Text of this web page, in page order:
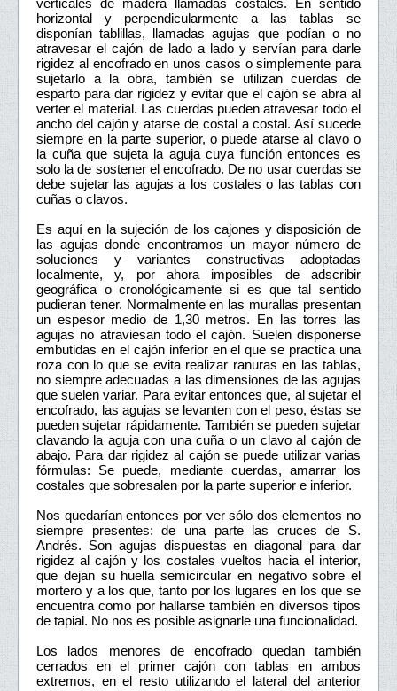
horizontal y perpendicularmente a las tablas se
disponían tablillas, llamadas agujas que podían o no
atravesar el cajón de lado a lado y servían para darle
rigidez al encofrado en unos casos o simplemente para
sujetarlo a la obra, también se utilizan cuerdas de
esparto para dar rigidez y evitar que el cajón se abra al
verter el material. Las cuerdas pueden atravesar todo el
ancho del cajón y atarse de costal a costal. Así sucede
siempre en la parte superior, o puede atarse al clavo o
la cuña que sujeta la aguja cuya función entonces es
solo la de sostener el encofrado. De no usar cuerdas se
debe sujetar las agujas a los costales o las tablas con
cuñas o clavos.
Es aquí en la sujeción de los cajones y disposición de
las agujas donde encontramos un mayor número de
soluciones y variantes constructivas adoptadas
localmente, y, por ahora imposibles de adscribir
geográfica o cronológicamente si es que tal sentido
pudieran tener. Normalmente en las murallas presentan
un espesor medio de 1,30 metros. En las torres las
agujas no atraviesan todo el cajón. Suelen disponerse
embutidas en el cajón inferior en el que se practica una
roza con lo que se evita realizar ranuras en las tablas,
no siempre adecuadas a las dimensiones de las agujas
que suelen variar. Para evitar entonces que, al sujetar el
encofrado, las agujas se levanten con el peso, éstas se
pueden sujetar rápidamente. También se pueden sujetar
clavando la aguja con una cuña o un clavo al cajón de
abajo. Para dar rigidez al cajón se puede utilizar varias
fórmulas: Se puede, mediante cuerdas, amarrar los
costales que sobresalen por la parte superior e inferior.
Nos quedarían entonces por ver sólo dos elementos no
siempre presentes: de una parte las cruces de S.
Andrés. Son agujas dispuestas en diagonal para dar
rigidez al cajón y los costales vueltos hacia el interior,
que dejan su huella semicircular en negativo sobre el
mortero y a los que, tanto por los lugares en los que se
encuentra como por hallarse también en diversos tipos
de tapial. No nos es posible asignarle una funcionalidad.
Los lados menores de encofrado quedan también
cerrados en el primer cajón con tablas en ambos
extremos, en el resto utilizando el lateral del anterior